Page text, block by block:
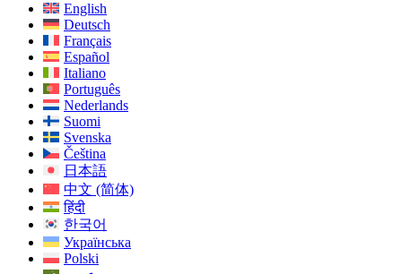
English
Deutsch
Français
Español
Italiano
Português
Nederlands
Suomi
Svenska
Čeština
日本語
中文 (简体)
हिंदी
한국어
Українська
Polski